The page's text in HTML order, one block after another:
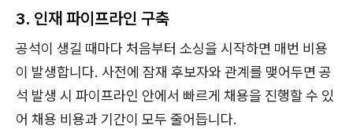
3. 인재 파이프라인 구축
공석이 생길 때마다 처음부터 소싱을 시작하면 매번 비용
이 발생합니다. 사전에 잠재 후보자와 관계를 맺어두면 공
석 발생 시 파이프라인 안에서 빠르게 채용을 진행할 수 있
어 채용 비용과 기간이 모두 줄어듭니다.